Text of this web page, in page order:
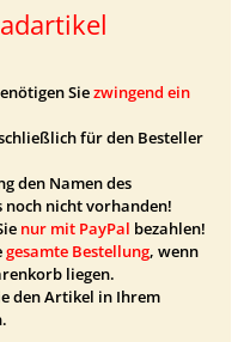
Siezwingend ein
für den Besteller
den Namen des
nicht vorhanden!
nur mit PayPal bezahlen!
gesamte Bestellung, wenn
liegen.
den Artikel in Ihrem